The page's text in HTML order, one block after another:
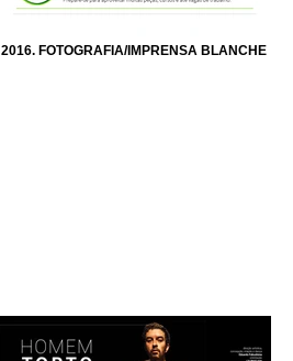
2016. FOTOGRAFIA/IMPRENSA BLANCHE